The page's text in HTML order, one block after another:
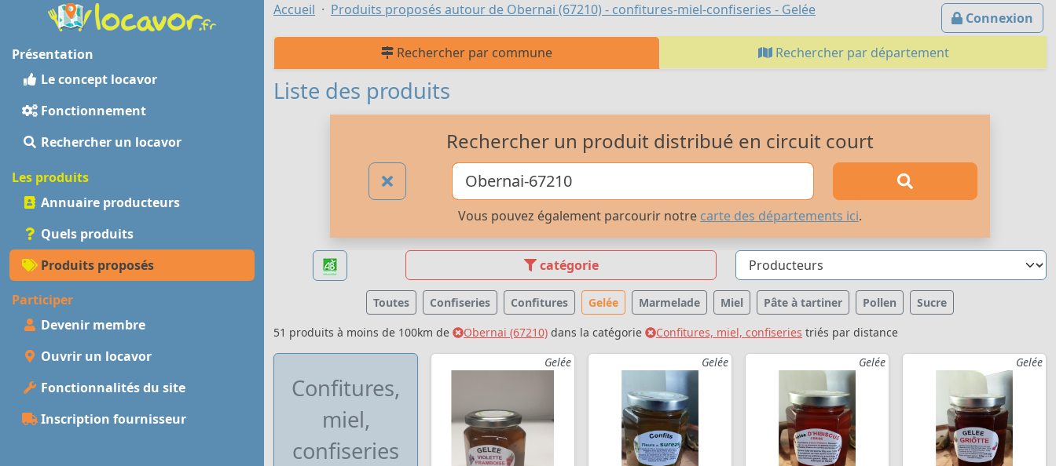
Présentation
Le concept locavor
Fonctionnement
Rechercher un locavor
Les produits
Annuaire producteurs
Quels produits
Produits proposés
Participer
Devenir membre
Ouvrir un locavor
Fonctionnalités du site
Inscription fournisseur
Connexion
Accueil Produits proposés autour de Obernai (67210) - confitures-miel-confiseries - Gelée
Rechercher par commune Rechercher par département
Liste des produits
Rechercher un produit distribué en circuit court
Vous pouvez également parcourir notre carte des départements ici.
catégorie
Toutes Confiseries Confitures Gelée Marmelade Miel Pâte à tartiner Pollen
Sucre
51 produits à moins de 100km de
Obernai (67210) dans la catégorie Confitures, miel, confiseries triés par distance
Confitures,
miel,
confiseries
Gelée Gelée Gelée Gelée